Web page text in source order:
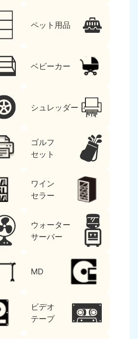
ペット用品
ベビーカー
シュレッダー
ゴルフ
セット
ワイン
セラー
ウォーター
サーバー
MD
ビデオ
テープ